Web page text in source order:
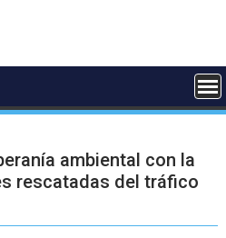
ambiental con la
rescatadas del tráfico